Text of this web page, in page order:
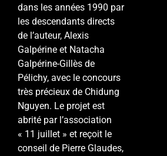
dans les années 1990 par
les descendants directs
de l’auteur, Alexis
Galpérine et Natacha
Galpérine-Gillès de
Pélichy, avec le concours
très précieux de Chidung
Nguyen. Le projet est
abrité par l’association
« 11 juillet » et reçoit le
conseil de Pierre Glaudes,